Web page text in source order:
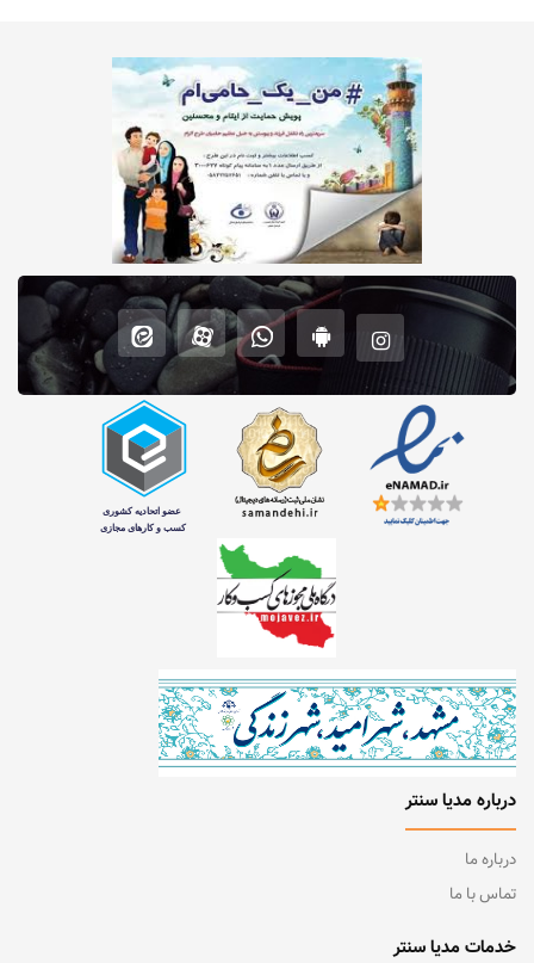
درباره مدیا سنتر
درباره ما
تماس با ما
خدمات مدیا سنتر